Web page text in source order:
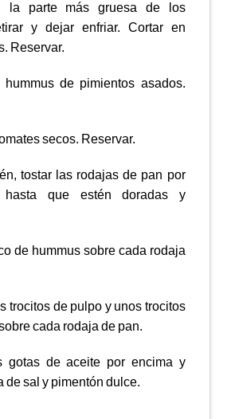
la parte más gruesa de los
y dejar enfriar. Cortar en
Reservar.
hummus de pimientos asados.
secos. Reservar.
tostar las rodajas de pan por
hasta que estén doradas y
de hummus sobre cada rodaja
trocitos de pulpo y unos trocitos
cada rodaja de pan.
gotas de aceite por encima y
de sal y pimentón dulce.